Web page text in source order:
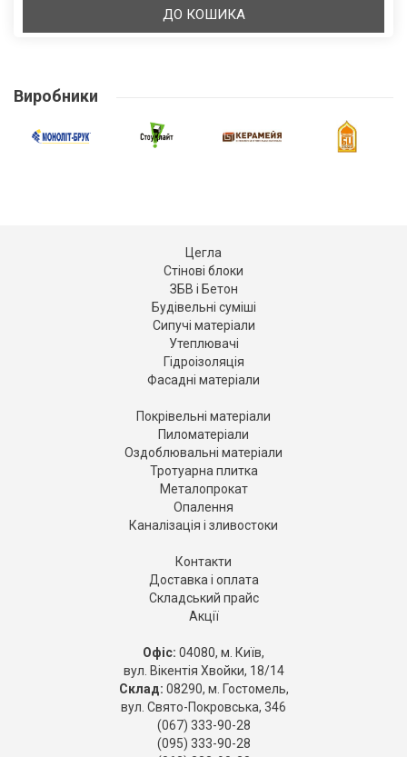
ДО КОШИКА
Виробники
Цегла
Стінові блоки
ЗБВ і Бетон
Будівельні суміші
Сипучі матеріали
Утеплювачі
Гідроізоляція
Фасадні матеріали
Покрівельні матеріали
Пиломатеріали
Оздоблювальні матеріали
Тротуарна плитка
Металопрокат
Опалення
Каналізація і зливостоки
Контакти
Доставка і оплата
Складський прайс
Акції
Офіс: 04080, м. Київ,
вул. Вікентія Хвойки, 18/14
Склад: 08290, м. Гостомель,
вул. Свято-Покровська, 346
(067) 333-90-28
(095) 333-90-28